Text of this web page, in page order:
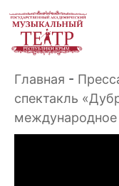
Главная -
спектакль
международное